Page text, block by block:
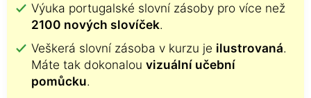
Výuka portugalské slovní zásoby pro více než
2100 nových slovíček.
Veškerá slovní zásoba v kurzu je ilustrovaná.
Máte tak dokonalou vizuální učební
pomůcku.